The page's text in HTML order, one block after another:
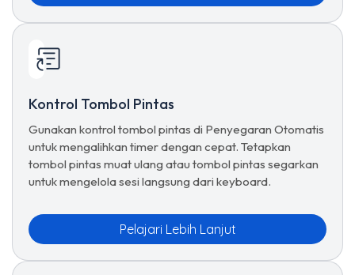
Kontrol Tombol Pintas
Gunakan kontrol tombol pintas di Penyegaran Otomatis
untuk mengalihkan timer dengan cepat. Tetapkan
tombol pintas muat ulang atau tombol pintas segarkan
untuk mengelola sesi langsung dari keyboard.
Pelajari Lebih Lanjut